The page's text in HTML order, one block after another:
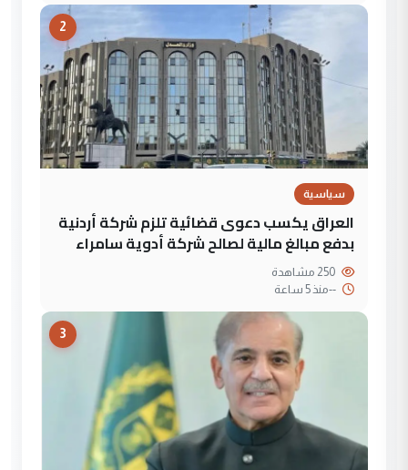
2
سياسية
العراق يكسب دعوى قضائية تلزم شركة أردنية
بدفع مبالغ مالية لصالح شركة أدوية سامراء
--منذ 5 ساعة
3